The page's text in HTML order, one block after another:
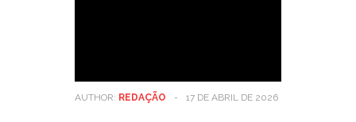
AUTHOR: REDAÇÃO - 17 DE ABRIL DE 2026